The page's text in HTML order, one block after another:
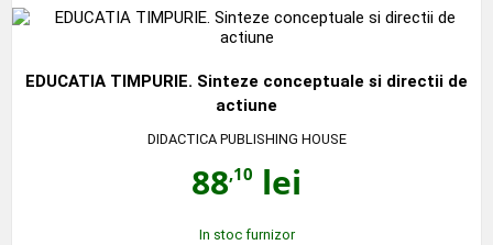
EDUCATIA TIMPURIE. Sinteze conceptuale si directii de
actiune
DIDACTICA PUBLISHING HOUSE
88,10 lei
In stoc furnizor